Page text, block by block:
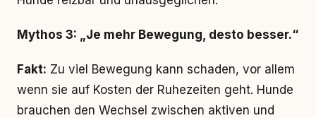
Mythos 3: „Je mehr Bewegung, desto besser.“
Fakt: Zu viel Bewegung kann schaden, vor allem
wenn sie auf Kosten der Ruhezeiten geht. Hunde
brauchen den Wechsel zwischen aktiven und